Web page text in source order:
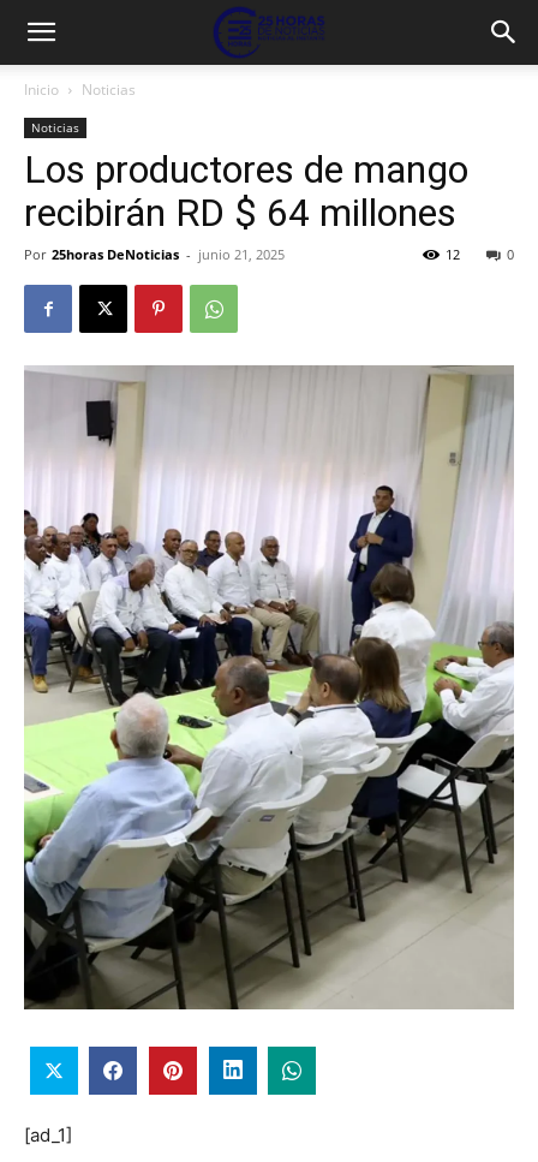
Inicio Noticias
Noticias
Los productores de mango
recibirán RD $ 64 millones
Por 25horas DeNoticias - junio 21, 2025 0
12
[ad_1]